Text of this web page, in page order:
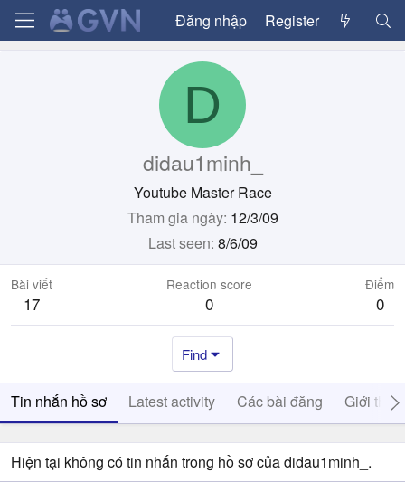
Đăng nhập Register
D
didau1minh_
Youtube Master Race
Tham gia ngày 12/3/09
Last seen 8/6/09
Bài viết
17
Reaction score
0
Điểm
0
Find
Tin nhắn hồ sơ Latest activity Các bài đăng Giới thiệu
Hiện tại không có tin nhắn trong hồ sơ của didau1minh_.